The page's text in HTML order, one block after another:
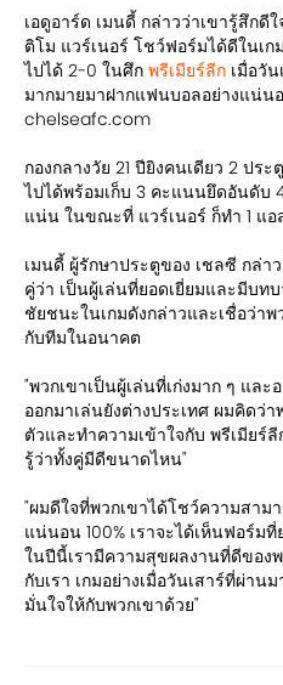
เอดูอาร์ด เมนดี้ กล่าวว่าเขารู้สึกดี
ติโม แวร์เนอร์ โชว์ฟอร์มได้ดีในเก
ไปได้ 2-0 ในศึก พรีเมียร์ลีก เมื่อวั
มากมายมาฝากแฟนบอลอย่างแน่น
chelseafc.com
กองกลางวัย 21 ปียิงคนเดียว 2 ปร
ไปได้พร้อมเก็บ 3 คะแนนยึดอันดับ
แน่น ในขณะที่ แวร์เนอร์ ก็ทำ 1 แ
เมนดี้ ผู้รักษาประตูของ เชลซี กล่
คู่ว่า เป็นผู้เล่นที่ยอดเยี่ยมและมีบ
ชัยชนะในเกมดังกล่าวและเชื่อว่า
กับทีมในอนาคต
"พวกเขาเป็นผู้เล่นที่เก่งมาก ๆ แล
ออกมาเล่นยังต่างประเทศ ผมคิดว่
ตัวและทำความเข้าใจกับ พรีเมียร์
รู้ว่าทั้งคู่มีดีขนาดไหน"
"ผมดีใจที่พวกเขาได้โชว์ความสา
แน่นอน 100% เราจะได้เห็นฟอร์ม
ในปีนี้เรามีความสุขผลงานที่ดีของ
กับเรา เกมอย่างเมื่อวันเสาร์ที่ผ่า
มั่นใจให้กับพวกเขาด้วย"